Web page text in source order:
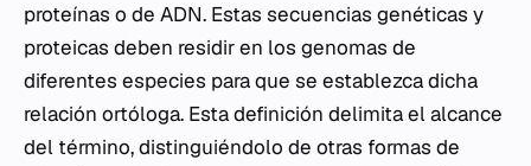
proteínas o de ADN. Estas secuencias genéticas y
proteicas deben residir en los genomas de
diferentes especies para que se establezca dicha
relación ortóloga. Esta definición delimita el alcance
del término, distinguiéndolo de otras formas de